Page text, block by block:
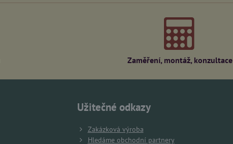
Zaměření, montáž, konzultace
Užitečné odkazy
Zakázková výroba
Hledáme obchodní partnery